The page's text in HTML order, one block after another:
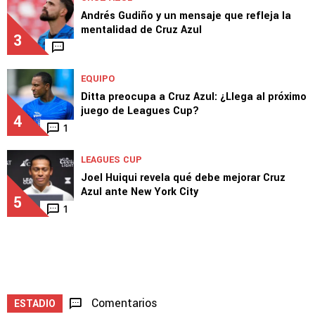
3
Andrés Gudiño y un mensaje que refleja la
mentalidad de Cruz Azul
4 1
EQUIPO
Ditta preocupa a Cruz Azul: ¿Llega al próximo
juego de Leagues Cup?
5 1
LEAGUES CUP
Joel Huiqui revela qué debe mejorar Cruz
Azul ante New York City
ESTADIO Comentarios